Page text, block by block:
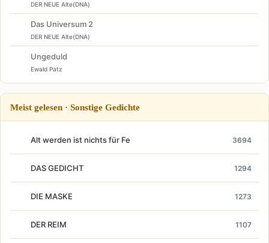
DER NEUE Alte(DNA)
Das Universum 2
DER NEUE Alte(DNA)
Ungeduld
Ewald Patz
Meist gelesen · Sonstige Gedichte
Alt werden ist nichts für Fe 3694
DAS GEDICHT 1294
DIE MASKE 1273
DER REIM 1107